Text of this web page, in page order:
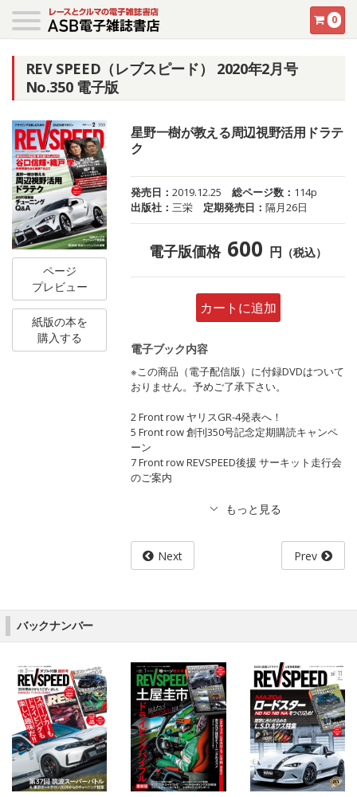
0
REV SPEED（レブスピード） 2020年2月号
No.350 電子版
ページ
プレビュー
紙版の本を
購入する
星野一樹が教える周辺視野活用ドラテ
ク
発売日：2019.12.25 総ページ数： 114p
出版社：三栄 定期発売日：隔月26日
電子版価格 600 円 （税込）
カートに追加
電子ブック内容
※この商品（電子配信版）に付録DVDはついて
おりません。予めご了承下さい。
2 Front row ヤリスGR-4発表へ！
5 Front row 創刊350号記念定期購読キャンペ
ーン
7 Front row REVSPEED後援 サーキット走行会
のご案内
Next Prev
バックナンバー